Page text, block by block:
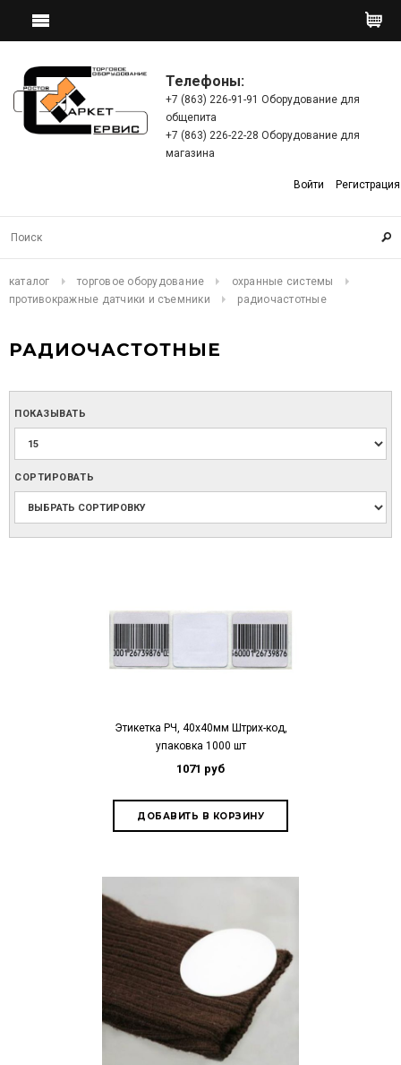
Телефоны:
+7 (863) 226-91-91 Оборудование для
общепита
+7 (863) 226-22-28 Оборудование для
магазина
Войти Регистрация
каталог торговое оборудование
охранные системы
противокражные датчики и съемники
радиочастотные
РАДИОЧАСТОТНЫЕ
ПОКАЗЫВАТЬ
СОРТИРОВАТЬ
Этикетка РЧ, 40х40мм Штрих-код,
упаковка 1000 шт
1071 руб